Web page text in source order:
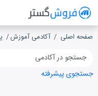
سیستم مدیریت فروش آنلاین
صفحه اصلی آکادمی آموزش
جستجوی پیشرفته